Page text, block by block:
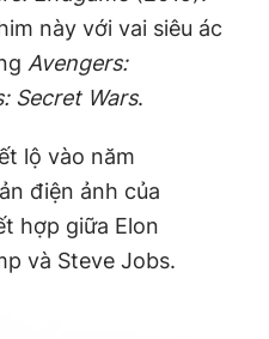
này với vai siêu ác
Avengers:
Secret Wars.
lộ vào năm
điện ảnh của
hợp giữa Elon
và Steve Jobs.